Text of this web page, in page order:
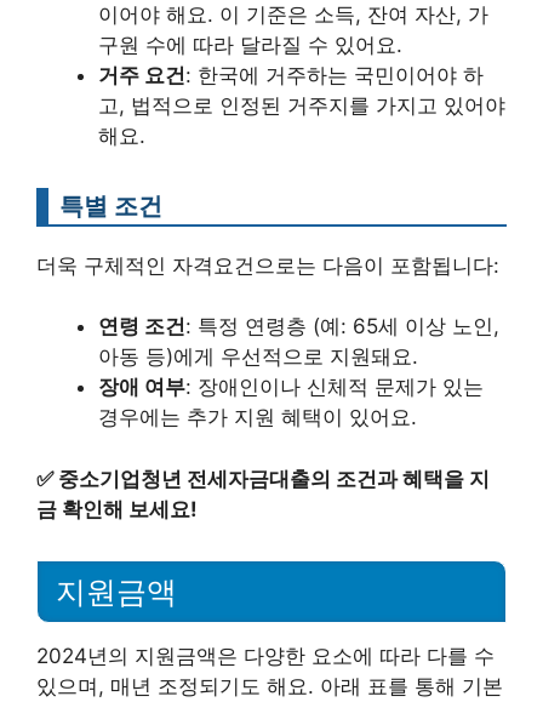
이어야 해요. 이 기준은 소득, 잔여 자산, 가
구원 수에 따라 달라질 수 있어요.
거주 요건: 한국에 거주하는 국민이어야 하
고, 법적으로 인정된 거주지를 가지고 있어야
해요.
특별 조건
더욱 구체적인 자격요건으로는 다음이 포함됩니다:
연령 조건: 특정 연령층 (예: 65세 이상 노인,
아동 등)에게 우선적으로 지원돼요.
장애 여부: 장애인이나 신체적 문제가 있는
경우에는 추가 지원 혜택이 있어요.
✅ 중소기업청년 전세자금대출의 조건과 혜택을 지
금 확인해 보세요!
지원금액
2024년의 지원금액은 다양한 요소에 따라 다를 수
있으며, 매년 조정되기도 해요. 아래 표를 통해 기본